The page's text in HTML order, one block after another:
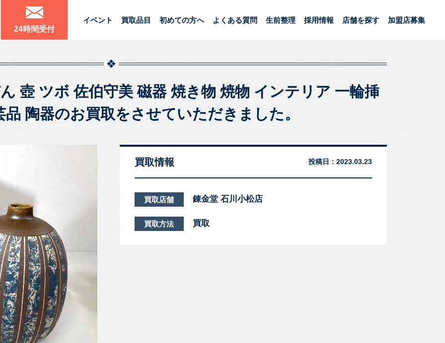
24時間受付
イベント 買取品目 初めての方へ よくある質問 生前整理 採用情報 店舗を探す 加盟店募集
壺 ツボ 佐伯守美 磁器 焼き物 焼物 インテリア 一輪挿
品 陶器のお買取をさせていただきました。
買取情報 投稿日： 2023.03.23
買取店舗 錬金堂 石川小松店
買取方法 買取